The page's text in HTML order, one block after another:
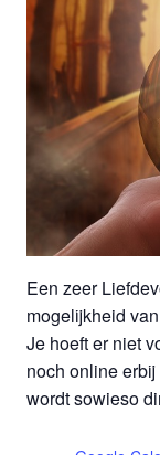
Een zeer
mogelijkheid
Je hoeft er niet
noch online
wordt sowieso